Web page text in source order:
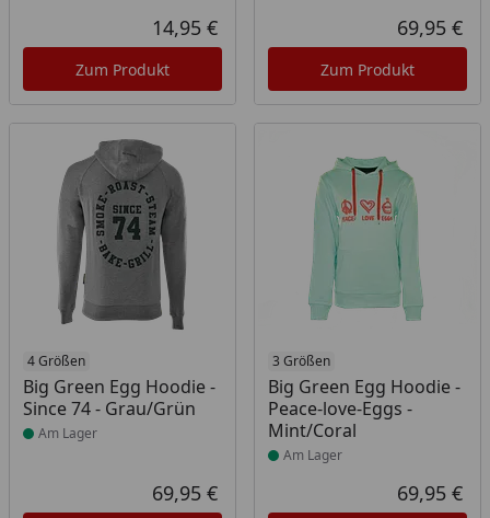
Aktueller Preis
14,95 €
Zum Produkt
69,95 €
Zum Produkt
4 Größen
Big Green Egg Hoodie -
Since 74 - Grau/Grün
Produkt am Lager
Am Lager
Aktueller Preis
69,95 €
3 Größen
Big Green Egg Hoodie -
Peace-love-Eggs -
Mint/Coral
Produkt am Lager
Am Lager
69,95 €